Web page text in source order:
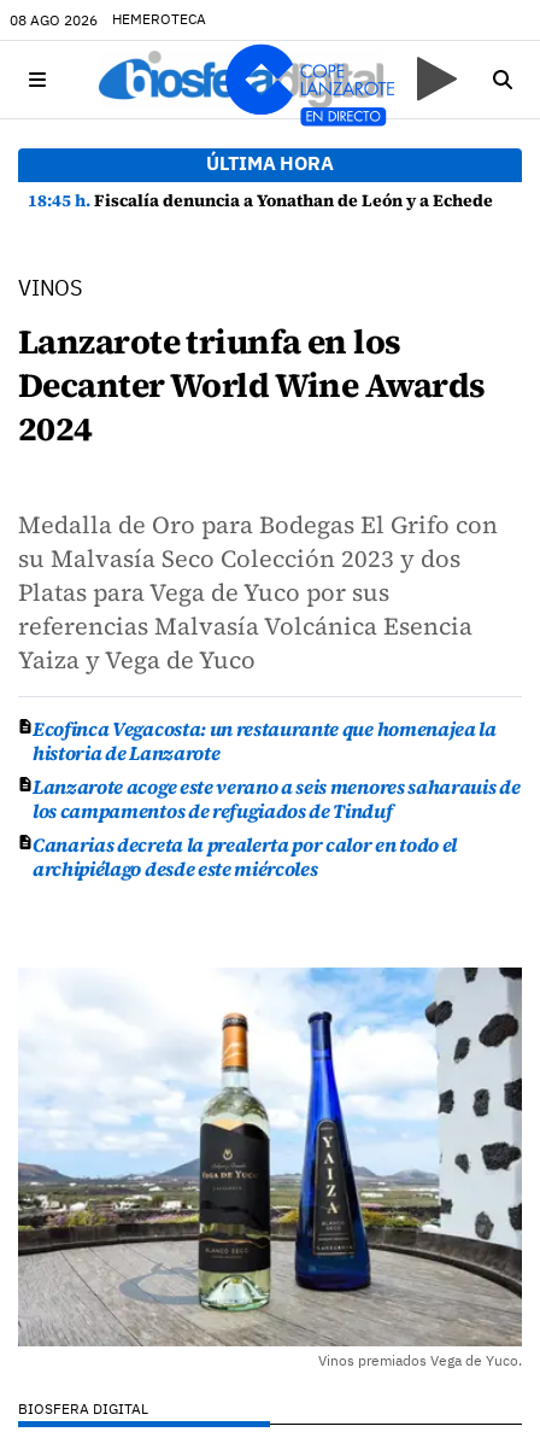
08 AGO 2026 HEMEROTECA
ÚLTIMA HORA
18:45 h.Fiscalía denuncia a Yonathan de León y a Echedey Eugenio por presuntas anomalías en contratos festivos
VINOS
Lanzarote triunfa en los
Decanter World Wine Awards
2024
Medalla de Oro para Bodegas El Grifo con
su Malvasía Seco Colección 2023 y dos
Platas para Vega de Yuco por sus
referencias Malvasía Volcánica Esencia
Yaiza y Vega de Yuco
Ecofinca Vegacosta: un restaurante que homenajea la
historia de Lanzarote
Lanzarote acoge este verano a seis menores saharauis de
los campamentos de refugiados de Tinduf
Canarias decreta la prealerta por calor en todo el
archipiélago desde este miércoles
Vinos premiados Vega de Yuco.
BIOSFERA DIGITAL